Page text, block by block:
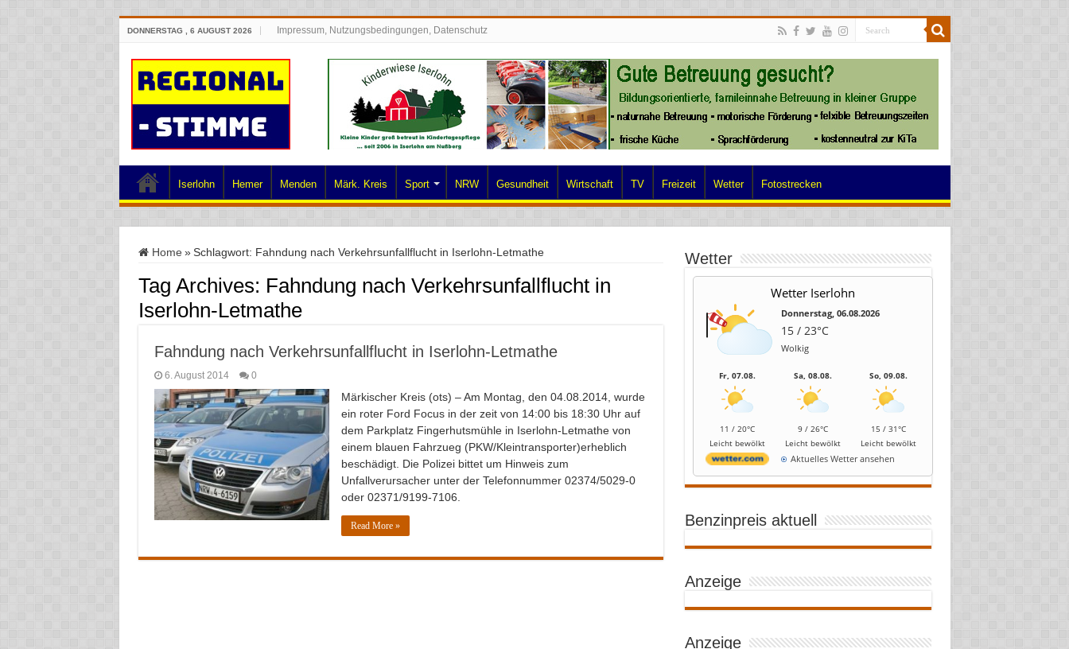
DONNERSTAG , 6 AUGUST 2026 Impressum, Nutzungsbedingungen, Datenschutz
Iserlohn Hemer Menden Märk. Kreis Sport NRW Gesundheit Wirtschaft TV Freizeit Wetter Fotostrecken
Home » Schlagwort: Fahndung nach Verkehrsunfallflucht in Iserlohn-Letmathe
Tag Archives: Fahndung nach Verkehrsunfallflucht in
Iserlohn-Letmathe
Fahndung nach Verkehrsunfallflucht in Iserlohn-Letmathe
6. August 2014 0
Märkischer Kreis (ots) – Am Montag, den 04.08.2014, wurde
ein roter Ford Focus in der zeit von 14:00 bis 18:30 Uhr auf
dem Parkplatz Fingerhutsmühle in Iserlohn-Letmathe von
einem blauen Fahrzueg (PKW/Kleintransporter)erheblich
beschädigt. Die Polizei bittet um Hinweis zum
Unfallverursacher unter der Telefonnummer 02374/5029-0
oder 02371/9199-7106.
Read More »
Wetter
Wetter Iserlohn
Donnerstag, 06.08.2026
15 / 23°C
Wolkig
Fr, 07.08.
11 / 20°C
Leicht bewölkt
Sa, 08.08.
9 / 26°C
Leicht bewölkt
So, 09.08.
15 / 31°C
Leicht bewölkt
Aktuelles Wetter ansehen
Benzinpreis aktuell
Anzeige
Anzeige